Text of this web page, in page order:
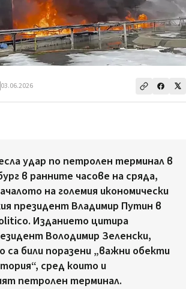
03.06.2026
удар по петролен терминал в
в ранните часове на сряда,
на големия икономически
президент Владимир Путин в
Изданието цитира
Володимир Зеленски,
са били поразени „важни обекти
сред които и
петролен терминал.